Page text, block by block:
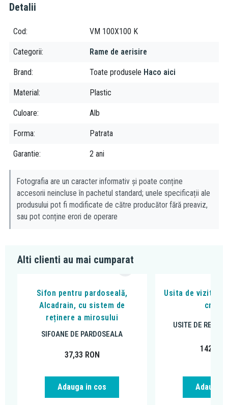
Detalii
Cod VM 100X100 K
Categorii Rame de aerisire
Brand Toate produsele Haco aici
Material Plastic
Culoare Alb
Forma Patrata
Garantie 2 ani
Fotografia are un caracter informativ și poate conține
accesorii neincluse în pachetul standard; unele specificații ale
produsului pot fi modificate de către producător fără preaviz,
sau pot conține erori de operare
Alti clienti au mai cumparat
Sifon pentru pardoseală,
Alcadrain, cu sistem de
reținere a mirosului
SIFOANE DE PARDOSEALA
37,33 RON
Adauga in cos
Usita de vizitare
cm,
USITE DE
142,31
Adauga